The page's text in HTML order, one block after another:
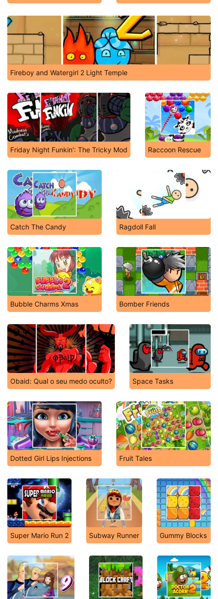
Fireboy and Watergirl 2 Light Temple
Friday Night Funkin': The Tricky Mod Raccoon Rescue
Catch The Candy Ragdoll Fall
Bubble Charms Xmas Bomber Friends
Obaid: Qual o seu medo oculto? Space Tasks
Dotted Girl Lips Injections Fruit Tales
Super Mario Run 2 Subway Runner Gummy Blocks